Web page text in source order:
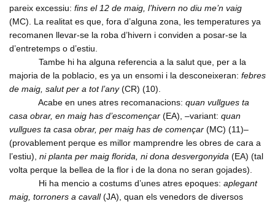
pareix excessiu: fins el 12 de maig, l’hivern no diu me’n vaig
(MC). La realitat es que, fora d’alguna zona, les temperatures ya
recomanen llevar-se la roba d’hivern i conviden a posar-se la
d’entretemps o d’estiu.
Tambe hi ha alguna referencia a la salut que, per a la
majoria de la poblacio, es ya un ensomi i la desconeixeran: febres
de maig, salut per a tot l’any(CR) (10).
Acabe en unes atres recomanacions: quan vullgues ta
casa obrar, en maig has d’escomençar (EA), –variant: quan
vullgues ta casa obrar, per maig has de començar (MC) (11)–
(provablement perque es millor mamprendre les obres de cara a
l’estiu), ni planta per maig florida, ni dona desvergonyida (EA) (tal
volta perque la bellea de la flor i de la dona no seran gojades).
Hi ha mencio a costums d’unes atres epoques: aplegant
maig, torroners a cavall(JA), quan els venedors de diversos